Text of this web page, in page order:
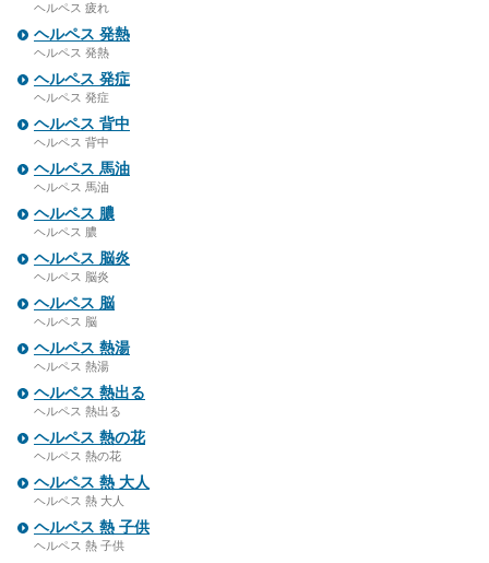
ヘルペス 疲れ
ヘルペス 発熱
ヘルペス 発熱
ヘルペス 発症
ヘルペス 発症
ヘルペス 背中
ヘルペス 背中
ヘルペス 馬油
ヘルペス 馬油
ヘルペス 膿
ヘルペス 膿
ヘルペス 脳炎
ヘルペス 脳炎
ヘルペス 脳
ヘルペス 脳
ヘルペス 熱湯
ヘルペス 熱湯
ヘルペス 熱出る
ヘルペス 熱出る
ヘルペス 熱の花
ヘルペス 熱の花
ヘルペス 熱 大人
ヘルペス 熱 大人
ヘルペス 熱 子供
ヘルペス 熱 子供